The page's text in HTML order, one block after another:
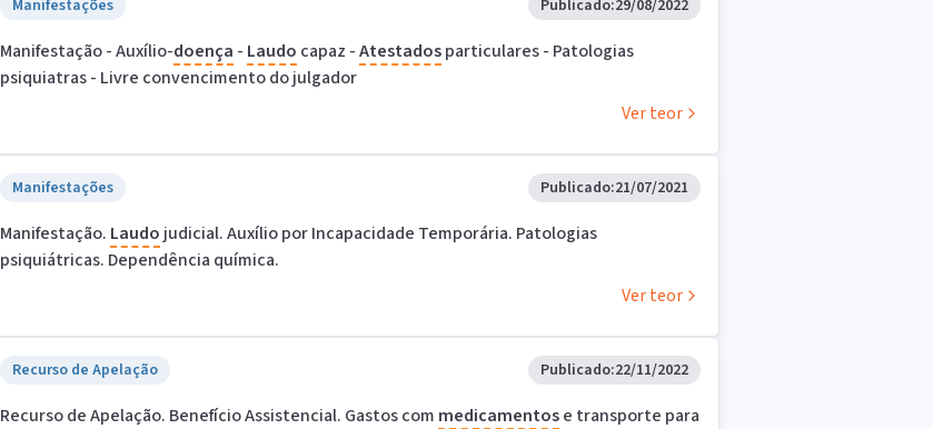
Manifestações Publicado:29/08/2022
Manifestação - Auxílio-doença - Laudo capaz -Atestadosparticulares - Patologias
psiquiatras - Livre convencimento do julgador
Ver teor
Manifestações Publicado:21/07/2021
Manifestação. Laudo judicial. Auxílio por Incapacidade Temporária. Patologias
psiquiátricas. Dependência química.
Ver teor
Recurso de Apelação Publicado:22/11/2022
Recurso de Apelação. Benefício Assistencial. Gastos com medicamentose transporte para